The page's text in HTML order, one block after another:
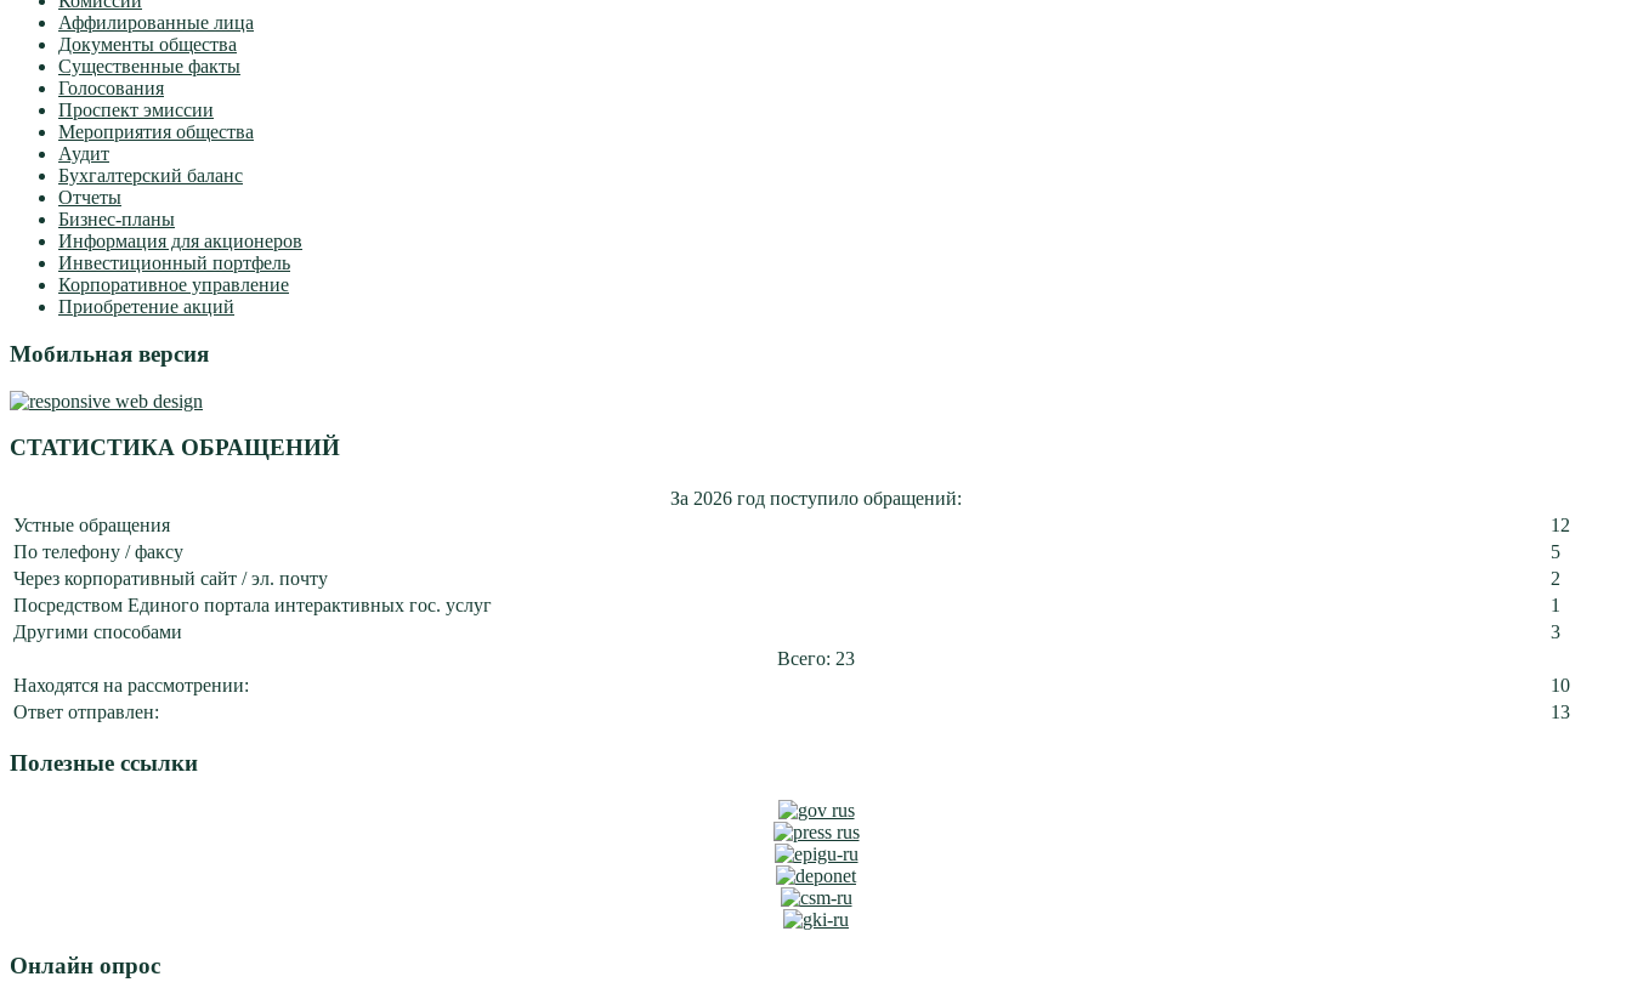
Аффилированные лица
Документы общества
Существенные факты
Голосования
Проспект эмиссии
Мероприятия общества
Аудит
Бухгалтерский баланс
Отчеты
Бизнес-планы
Информация для акционеров
Инвестиционный портфель
Корпоративное управление
Приобретение акций
Мобильная версия
СТАТИСТИКА ОБРАЩЕНИЙ
За 2026 год поступило обращений:
Устные обращения
12
По телефону / факсу
5
Через корпоративный сайт / эл. почту
2
Посредством Единого портала интерактивных гос. услуг
1
Другими способами
3
Всего: 23
Находятся на рассмотрении:
10
Ответ отправлен:
13
Полезные ссылки
Онлайн опрос